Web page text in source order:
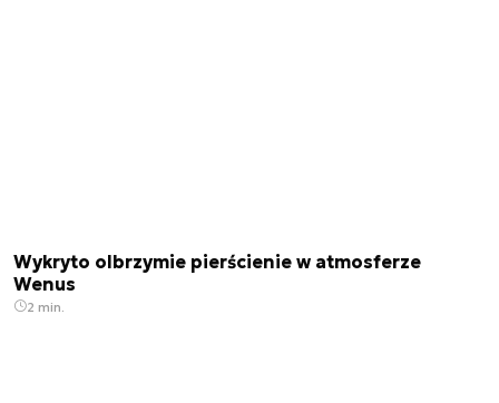
Wykryto olbrzymie pierścienie w atmosferze
Wenus
2 min.